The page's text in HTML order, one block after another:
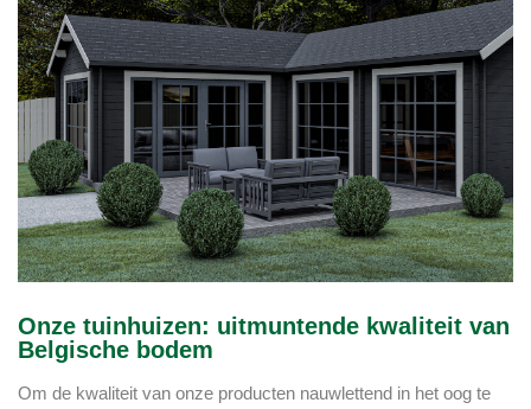
Onze tuinhuizen: uitmuntende kwaliteit van
Belgische bodem
Om de kwaliteit van onze producten nauwlettend in het oog te